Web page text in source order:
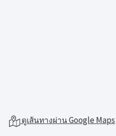
ดูเส้นทางผ่าน Google Maps